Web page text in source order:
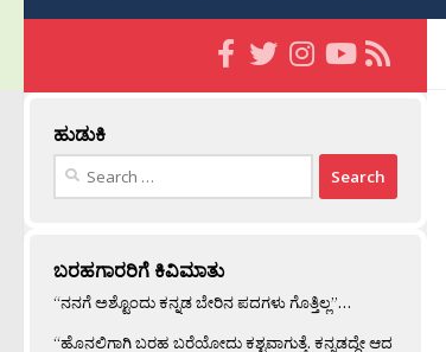
ಹುಡುಕಿ
Search
ಬರಹಗಾರರಿಗೆ ಕಿವಿಮಾತು
“ನನಗೆ ಅಶ್ಟೊಂದು ಕನ್ನಡ ಬೇರಿನ ಪದಗಳು ಗೊತ್ತಿಲ್ಲ”…
“ಹೊನಲಿಗಾಗಿ ಬರಹ ಬರೆಯೋದು ಕಶ್ಟವಾಗುತ್ತೆ. ಕನ್ನಡದ್ದೇ ಆದ